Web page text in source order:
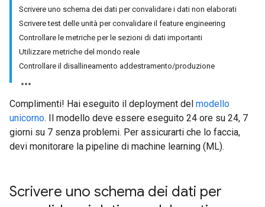
Scrivere uno schema dei dati per convalidare i dati non elaborati
Scrivere test delle unità per convalidare il feature engineering
Controllare le metriche per le sezioni di dati importanti
Utilizzare metriche del mondo reale
Controllare il disallineamento addestramento/produzione
Complimenti! Hai eseguito il deployment del modello
unicorno. Il modello deve essere eseguito 24 ore su 24, 7
giorni su 7 senza problemi. Per assicurarti che lo faccia,
devi monitorare la pipeline di machine learning (ML).
Scrivere uno schema dei dati per